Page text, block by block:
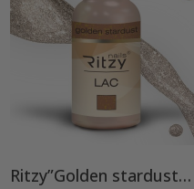
Ritzy”Golden stardust”geelilakka,173 TPO vapaa